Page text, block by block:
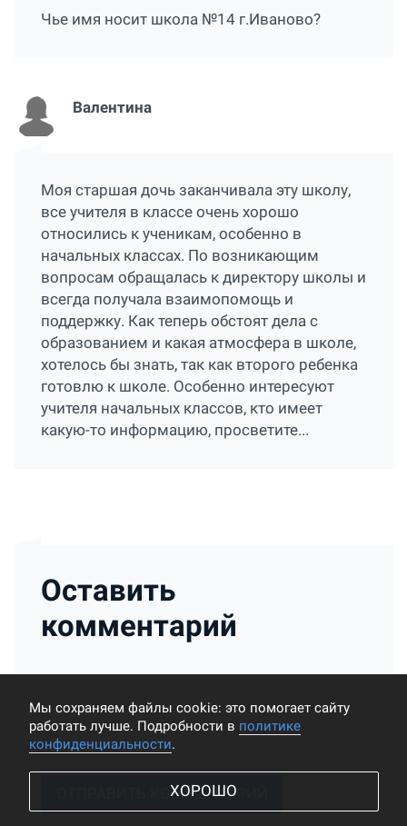
Чье имя носит школа №14 г.Иваново?
Валентина
Моя старшая дочь заканчивала эту школу,
все учителя в классе очень хорошо
относились к ученикам, особенно в
начальных классах. По возникающим
вопросам обращалась к директору школы и
всегда получала взаимопомощь и
поддержку. Как теперь обстоят дела с
образованием и какая атмосфера в школе,
хотелось бы знать, так как второго ребенка
готовлю к школе. Особенно интересуют
учителя начальных классов, кто имеет
какую-то информацию, просветите...
Оставить
комментарий
ОТПРАВИТЬ КОММЕНТАРИЙ
Мы cохраняем файлы cookie: это помогает сайту
работать лучше. Подробности в политике
конфиденциальности.
ХОРОШО